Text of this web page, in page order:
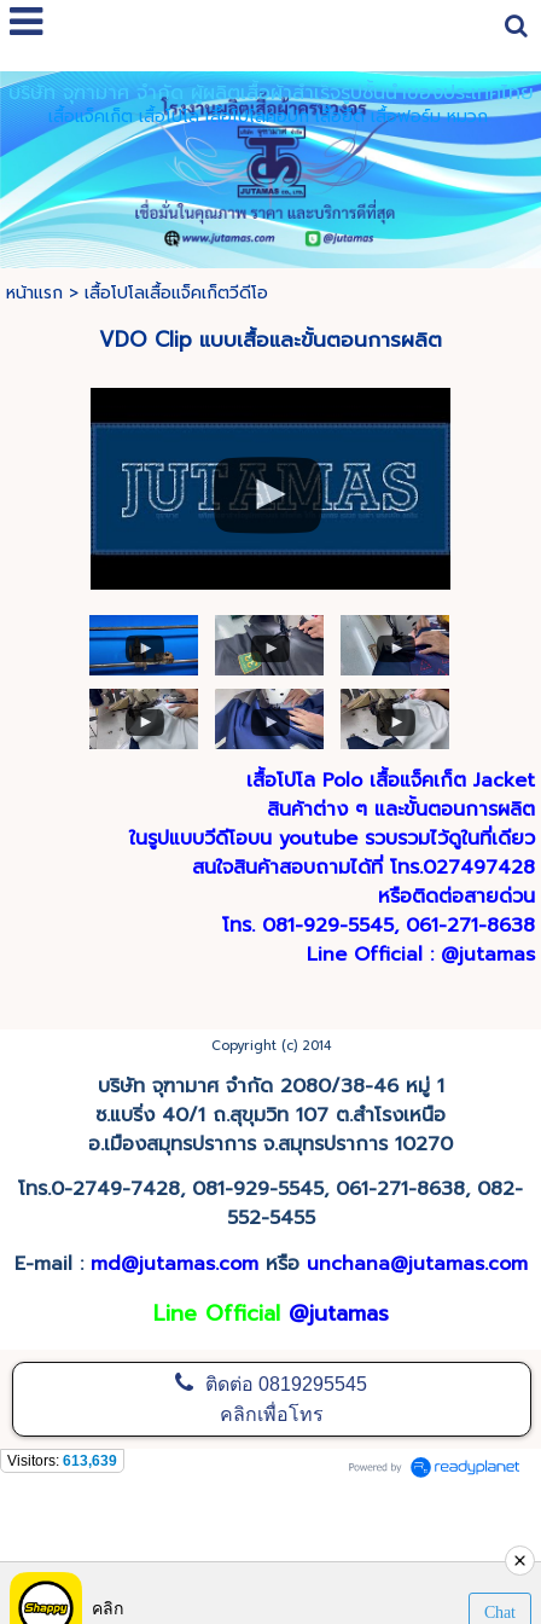
Select Language
บริษัท จุฑามาศ จำกัด ผู้ผลิตเสื้อผ้าสำเร็จรูปชั้นนำของประเทศไทย
เสื้อแจ็คเก็ต เสื้อโปโล เสื้อโปโลคอปก เสื้อยืด เสื้อฟอร์ม หมวก
หน้าแรก> เสื้อโปโลเสื้อแจ็คเก็ตวีดีโอ
VDO Clip แบบเสื้อและขั้นตอนการผลิต
เสื้อโปโล Polo เสื้อแจ็คเก็ต Jacket
สินค้าต่าง ๆ และขั้นตอนการผลิต
ในรูปแบบวีดีโอบน youtube รวบรวมไว้ดูในที่เดียว
สนใจสินค้าสอบถามได้ที่ โทร.027497428
หรือติดต่อสายด่วน
โทร. 081-929-5545, 061-271-8638
Line Official : @jutamas
Copyright (c) 2014
บริษัท จุฑามาศ จำกัด 2080/38-46 หมู่ 1
ซ.แบริ่ง 40/1 ถ.สุขุมวิท 107 ต.สำโรงเหนือ
อ.เมืองสมุทรปราการ จ.สมุทรปราการ 10270
โทร.0-2749-7428, 081-929-5545, 061-271-8638, 082-
552-5455
E-mail : md@jutamas.com หรือ unchana@jutamas.com
Line Official @jutamas
ติดต่อ0819295545
คลิกเพื่อโทร
Visitors: 613,639
คลิก Chat